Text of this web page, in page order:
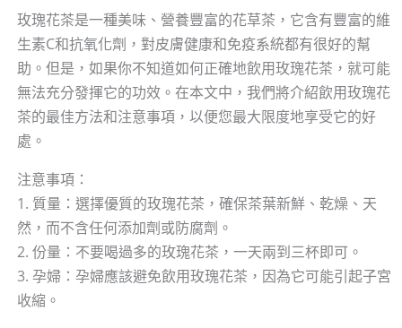
玫瑰花茶是一種美味、營養豐富的花草茶，它含有豐富的維
生素C和抗氧化劑，對皮膚健康和免疫系統都有很好的幫
助。但是，如果你不知道如何正確地飲用玫瑰花茶，就可能
無法充分發揮它的功效。在本文中，我們將介紹飲用玫瑰花
茶的最佳方法和注意事項，以便您最大限度地享受它的好
處。
注意事項：
1. 質量：選擇優質的玫瑰花茶，確保茶葉新鮮、乾燥、天
然，而不含任何添加劑或防腐劑。
2. 份量：不要喝過多的玫瑰花茶，一天兩到三杯即可。
3. 孕婦：孕婦應該避免飲用玫瑰花茶，因為它可能引起子宮
收縮。